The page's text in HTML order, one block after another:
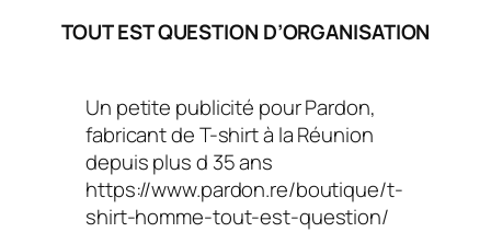
TOUT EST QUESTION D’ORGANISATION
Un petite publicité pour Pardon,
fabricant de T-shirt à la Réunion
depuis plus d 35 ans
https://www.pardon.re/boutique/t-
shirt-homme-tout-est-question/